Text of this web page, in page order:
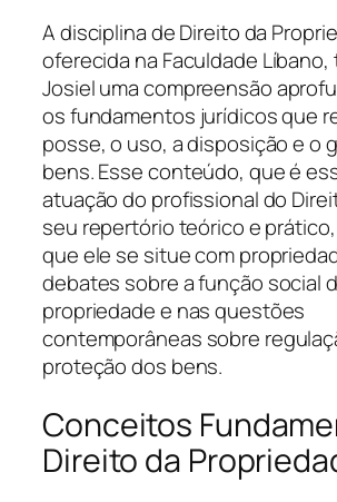
A disciplina de Direito da
oferecida na Faculdade
Josiel uma compreensão
os fundamentos jurídicos que
posse, o uso, a disposição e o
bens. Esse conteúdo, que é
atuação do profissional do
seu repertório teórico e
que ele se situe com
debates sobre a função social
propriedade e nas questões
contemporâneas sobre
proteção dos bens.
Conceitos
Direito da